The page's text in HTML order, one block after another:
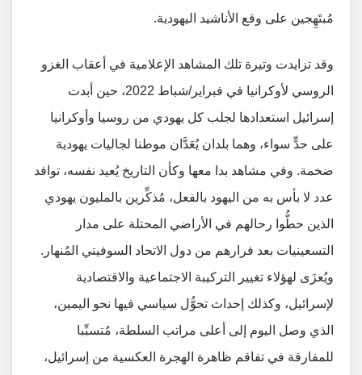
مُبتَهِجين على وقع الأناشيد اليهودية.
وقد تزايدت وتيرة تلك المشاهد الإعلامية في أعقاب الغزو
الروسي لأوكرانيا في فبراير/شباط 2022، حين أبدت
إسرائيل استعدادها لجلب كل يهودي من روسيا وأوكرانيا
على حدٍّ سواء، وهما بلدان يُعَدَّان موطنا لجاليات يهودية
ضخمة. وفي مشاهد بدا معها وكأن التاريخ يُعيد نفسه، توافد
عدد لا بأس به من اليهود بالفعل، مُذكِّرين بالمليون يهودي
الذين حطُّوا رحالهم في الأراضي المحتلة على مدار
التسعينيات بعد فرارهم من دول الاتحاد السوفيتي المُنهار.
ويُعزَى لهؤلاء تغيير التركيبة الاجتماعية والاقتصادية
لإسرائيل، وكذلك إحداث تحوُّل سياسي فيها نحو اليمين،
الذي وصل اليوم إلى أعلى مراتب السلطة، مُتسبِّبا
للمفارقة في تفاقم ظاهرة الهجرة العكسية من إسرائيل،